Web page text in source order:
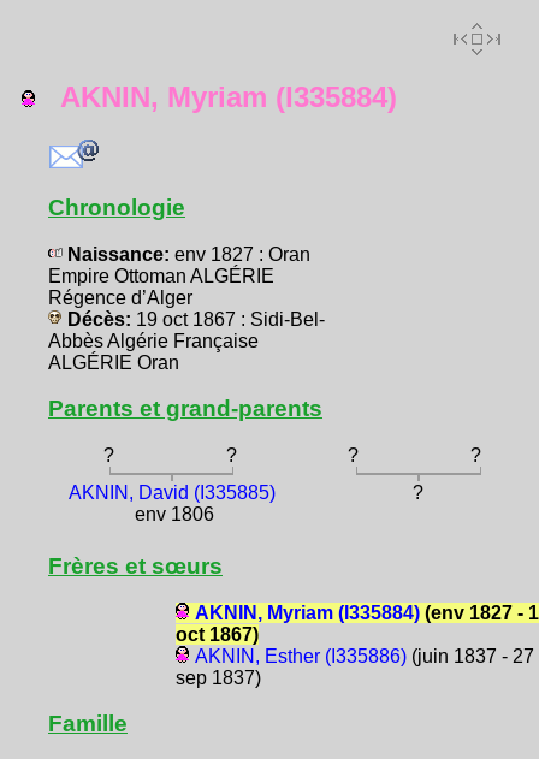
AKNIN, Myriam (I335884)
Chronologie
Naissance: env 1827 : Oran
Empire Ottoman ALGÉRIE
Régence d’Alger
Décès: 19 oct 1867 : Sidi-Bel-
Abbès Algérie Française
ALGÉRIE Oran
Parents et grand-parents
? ? ?
?
AKNIN, David (I335885)
env 1806
?
Frères et sœurs
AKNIN, Myriam (I335884)(env 1827 -
oct 1867)
AKNIN, Esther (I335886)(juin 1837 - 27
sep 1837)
Famille